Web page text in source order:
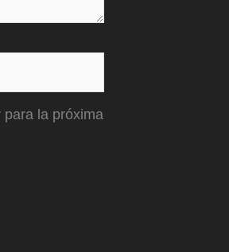
para la próxima